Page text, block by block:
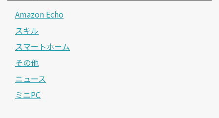
Amazon Echo
スキル
スマートホーム
その他
ニュース
ミニPC